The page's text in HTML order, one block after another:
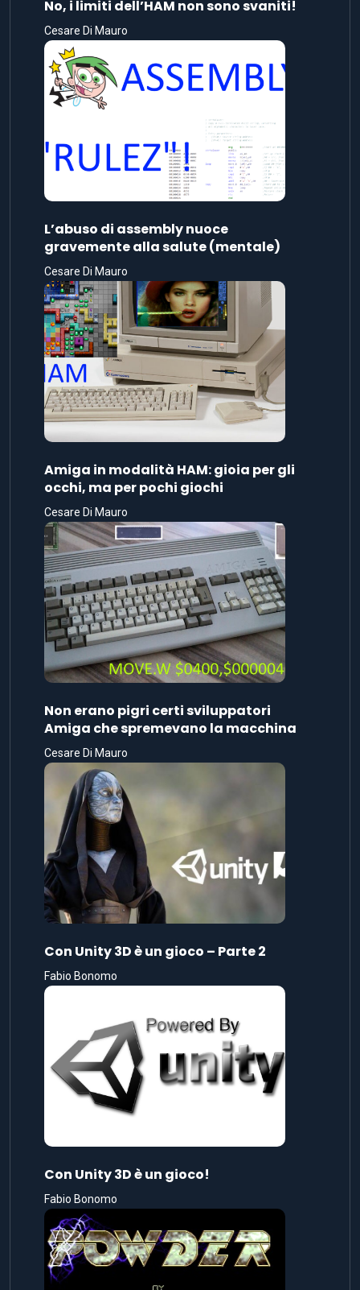
No, i limiti dell’HAM non sono svaniti!
Cesare Di Mauro
L’abuso di assembly nuoce
gravemente alla salute (mentale)
Cesare Di Mauro
Amiga in modalità HAM: gioia per gli
occhi, ma per pochi giochi
Cesare Di Mauro
Non erano pigri certi sviluppatori
Amiga che spremevano la macchina
Cesare Di Mauro
Con Unity 3D è un gioco – Parte 2
Fabio Bonomo
Con Unity 3D è un gioco!
Fabio Bonomo